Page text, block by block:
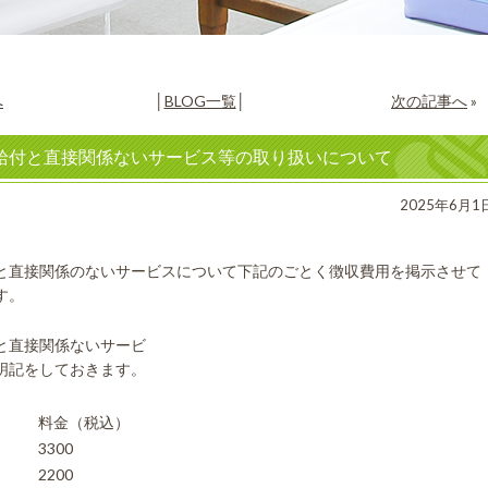
BLOG一覧│ 次の記事へ»
付と直接関係ないサービス等の取り扱いについて
2025年6月1
直接関係のないサービスについて下記のごとく徴収費用を掲示させて
直接関係ないサービ
記をしておきます。
料金（税込）
3300
2200